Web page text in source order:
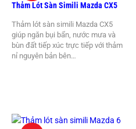
Thảm Lót Sàn Simili Mazda CX5
Thảm lót sàn simili Mazda CX5
giúp ngăn bụi bẩn, nước mưa và
bùn đất tiếp xúc trực tiếp với thảm
nỉ nguyên bản bên…